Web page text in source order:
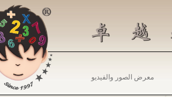
معرض الصور والفيديو